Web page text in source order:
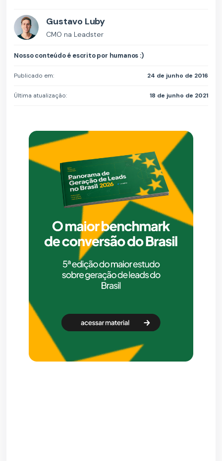
Gustavo Luby
CMO na Leadster
Nosso conteúdo é escrito por humanos :)
Publicado em: 24 de junho de 2016
Última atualização: 18 de junho de 2021